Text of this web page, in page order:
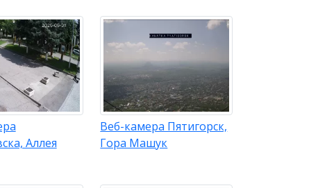
Аллея
Веб-камера Пятигорск,
Гора Машук